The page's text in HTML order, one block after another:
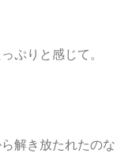
ぷりと感じて。
解き放たれたのな